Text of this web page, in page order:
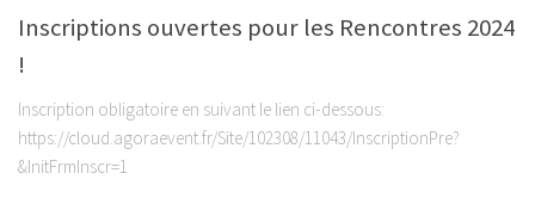
Inscriptions ouvertes pour les Rencontres 2024
!
Inscription obligatoire en suivant le lien ci-dessous:
https://cloud.agoraevent.fr/Site/102308/11043/InscriptionPre?
&InitFrmInscr=1